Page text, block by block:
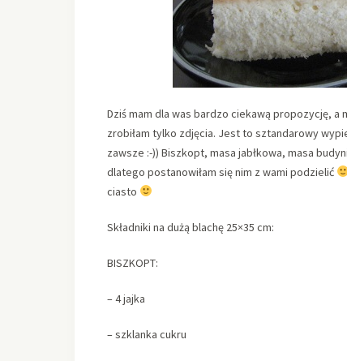
Dziś mam dla was bardzo ciekawą propozycję, a
zrobiłam tylko zdjęcia. Jest to sztandarowy
zawsze :-)) Biszkopt, masa jabłkowa, masa
dlatego postanowiłam się nim z wami podzielić
ciasto
Składniki na dużą blachę 25×35 cm:
BISZKOPT:
– 4 jajka
– szklanka cukru